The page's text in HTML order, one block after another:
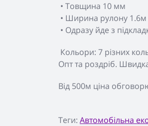
• Товщина 10 мм
• Ширина рулону 1.6м
• Одразу йде з
Кольори: 7 різних
Опт та роздріб.
Від 500м ціна
Теги: Автомобільна